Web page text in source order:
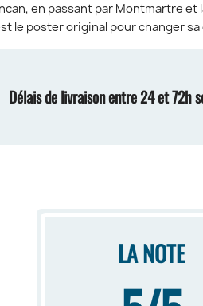
en passant par Montmartre et
le poster original pour changer sa
Délais de livraison entre 24 et 72h
LA NOTE